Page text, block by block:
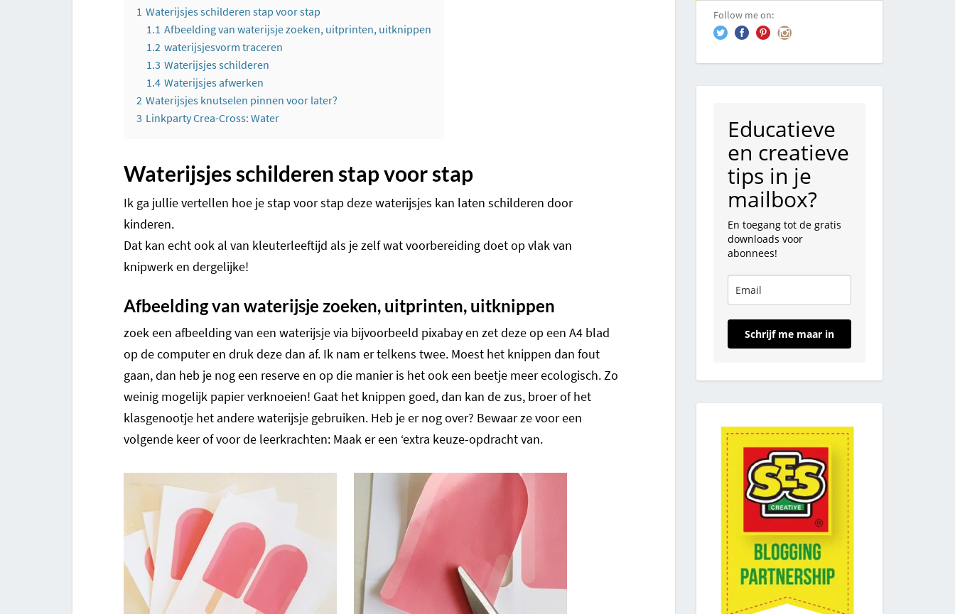
1 Waterijsjes schilderen stap voor stap
1.1 Afbeelding van waterijsje zoeken, uitprinten, uitknippen
1.2 waterijsjesvorm traceren
1.3 Waterijsjes schilderen
1.4 Waterijsjes afwerken
2 Waterijsjes knutselen pinnen voor later?
3 Linkparty Crea-Cross: Water
Waterijsjes schilderen stap voor stap
Ik ga jullie vertellen hoe je stap voor stap deze waterijsjes kan laten schilderen door
kinderen.
Dat kan echt ook al van kleuterleeftijd als je zelf wat voorbereiding doet op vlak van
knipwerk en dergelijke!
Afbeelding van waterijsje zoeken, uitprinten, uitknippen
zoek een afbeelding van een waterijsje via bijvoorbeeld pixabay en zet deze op een A4 blad
op de computer en druk deze dan af. Ik nam er telkens twee. Moest het knippen dan fout
gaan, dan heb je nog een reserve en op die manier is het ook een beetje meer ecologisch. Zo
weinig mogelijk papier verknoeien! Gaat het knippen goed, dan kan de zus, broer of het
klasgenootje het andere waterijsje gebruiken. Heb je er nog over? Bewaar ze voor een
volgende keer of voor de leerkrachten: Maak er een ‘extra keuze-opdracht van.
Follow me on:
Educatieve
en creatieve
tips in je
mailbox?
En toegang tot de gratis
downloads voor
abonnees!
Schrijf me maar in